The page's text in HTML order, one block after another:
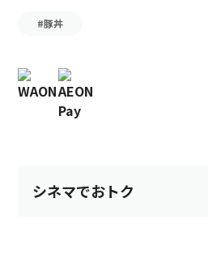
#豚丼
シネマでおトク